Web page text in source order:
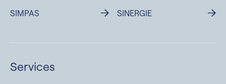
SIMPAS SINERGIE
Services